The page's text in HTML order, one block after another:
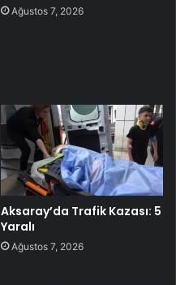
Ağustos 7, 2026
Aksaray’da Trafik Kazası: 5
Yaralı
Ağustos 7, 2026